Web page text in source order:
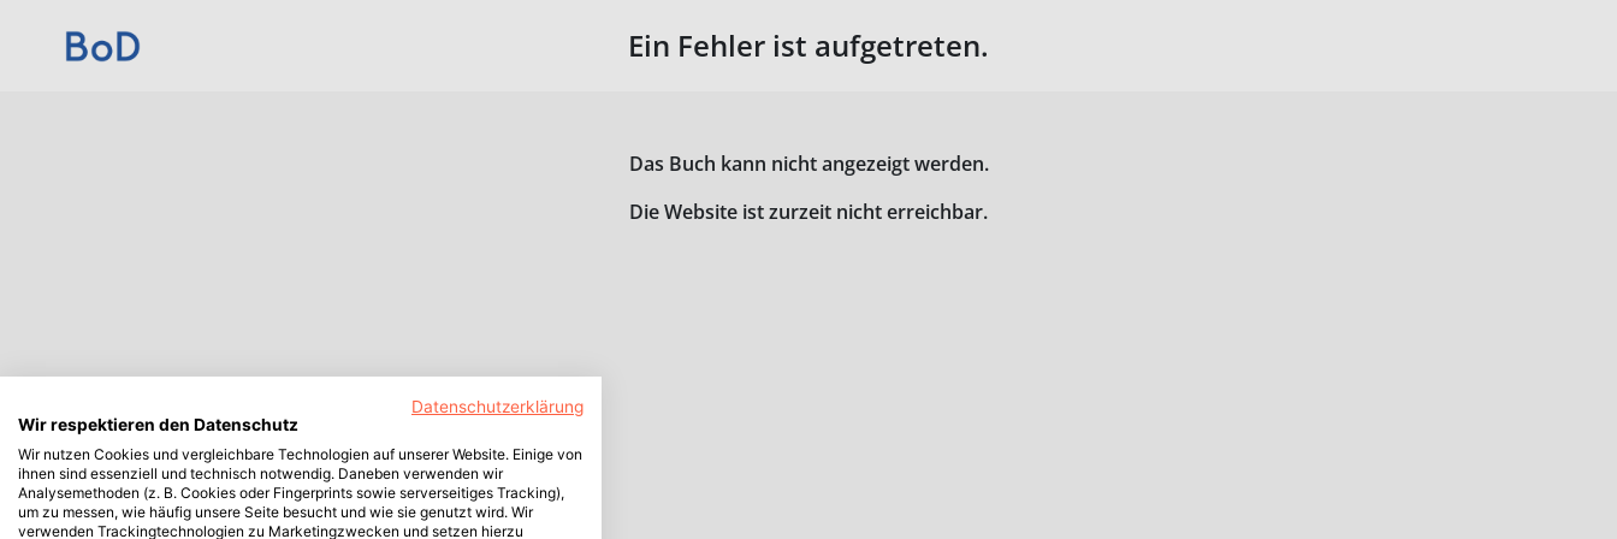
Ein Fehler ist aufgetreten.
Das Buch kann nicht angezeigt werden.
Die Website ist zurzeit nicht erreichbar.
Datenschutzerklärung
Wir respektieren den Datenschutz
Wir nutzen Cookies und vergleichbare Technologien auf unserer Website. Einige von
ihnen sind essenziell und technisch notwendig. Daneben verwenden wir
Analysemethoden (z. B. Cookies oder Fingerprints sowie serverseitiges Tracking),
um zu messen, wie häufig unsere Seite besucht und wie sie genutzt wird. Wir
verwenden Trackingtechnologien zu Marketingzwecken und setzen hierzu